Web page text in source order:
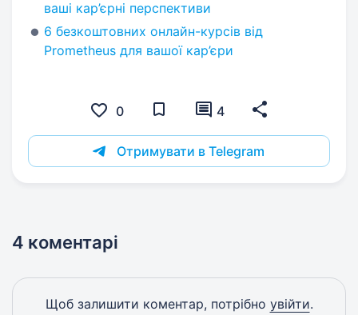
ваші кар’єрні перспективи
6 безкоштовних онлайн-курсів від
Prometheus для вашої кар’єри
0 4
Отримувати в Telegram
4 коментарі
Щоб залишити коментар, потрібно увійти.